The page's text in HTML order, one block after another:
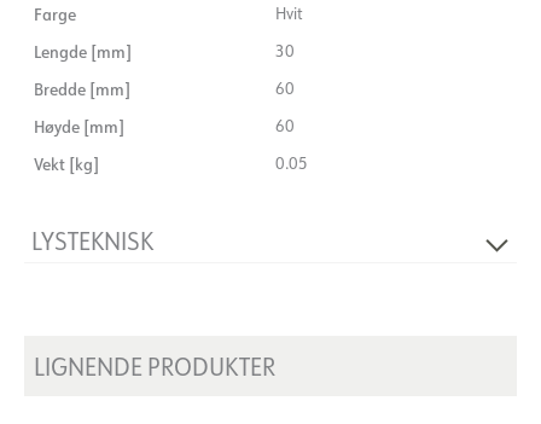
Farge Hvit
Lengde [mm] 30
Bredde [mm] 60
Høyde [mm] 60
Vekt [kg] 0.05
LYSTEKNISK
LIGNENDE PRODUKTER